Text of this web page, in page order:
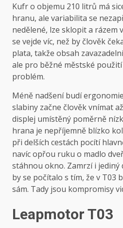
Kufr o objemu 210 litrů má
hranu, ale variabilita se
nedělené, lze sklopit a rázem
se vejde víc, než by člověk
plata, takže obsah
ale pro běžné městské
problém.
Méně nadšení budí
slabiny začne člověk vnímat
displej umístěný poměrně
hrana je nepříjemně blízko
při delších cestách pocítí
navíc opřou ruku o madlo
stáhnou okno. Zamrzí i jediný
by se počítalo s tím, že v T03
sám. Tady jsou kompromisy
Leapmotor T03